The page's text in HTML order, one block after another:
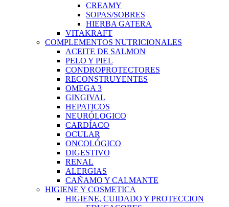
CREAMY
SOPAS/SOBRES
HIERBA GATERA
VITAKRAFT
COMPLEMENTOS NUTRICIONALES
ACEITE DE SALMON
PELO Y PIEL
CONDROPROTECTORES
RECONSTRUYENTES
OMEGA 3
GINGIVAL
HEPATICOS
NEURÓLOGICO
CARDÍACO
OCULAR
ONCOLÓGICO
DIGESTIVO
RENAL
ALERGIAS
CAÑAMO Y CALMANTE
HIGIENE Y COSMETICA
HIGIENE, CUIDADO Y PROTECCION